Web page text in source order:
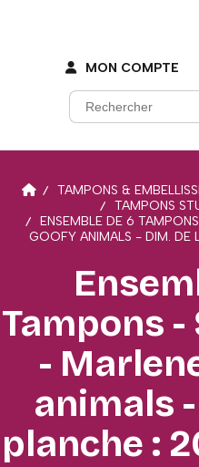
MON COMPTE
TAMPONS &
TAMPONS
ENSEMBLE DE 6
GOOFY ANIMALS - DIM. DE
Tampons
-
animals
planche :